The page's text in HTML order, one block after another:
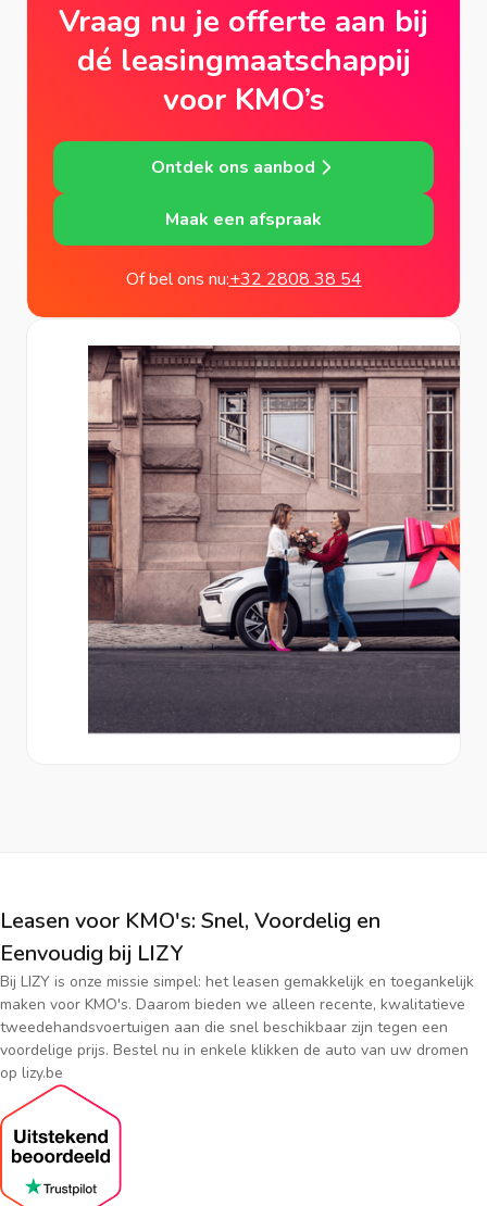
Vraag nu je offerte aan bij
dé leasingmaatschappij
voor KMO’s
Ontdek ons aanbod
Maak een afspraak
Of bel ons nu:+32 2808 38 54
Leasen voor KMO's: Snel, Voordelig en
Eenvoudig bij LIZY
Bij LIZY is onze missie simpel: het leasen gemakkelijk en toegankelijk
maken voor KMO's. Daarom bieden we alleen recente, kwalitatieve
tweedehandsvoertuigen aan die snel beschikbaar zijn tegen een
voordelige prijs. Bestel nu in enkele klikken de auto van uw dromen
op lizy.be